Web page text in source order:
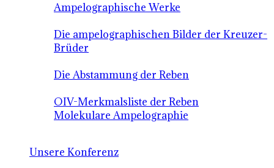
Ampelographische Werke
Die ampelographischen Bilder der Kreuzer-
Brüder
Die Abstammung der Reben
OIV-Merkmalsliste der Reben
Molekulare Ampelographie
Unsere Konferenz